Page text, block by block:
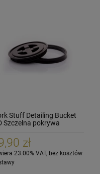
Stuff Detailing Bucket
Szczelna pokrywa
WHEELS
zł
23.00% VAT, bez kosztów